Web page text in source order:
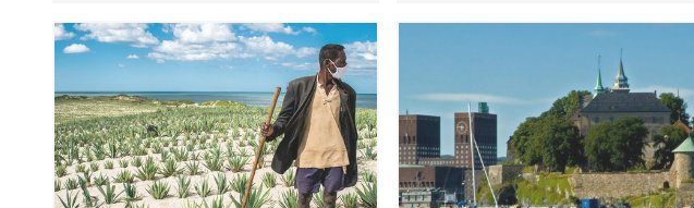
nærområder og ta vare på naturen.
Aksjonen bidrar til å fjerne store mengder
søppel før det havner i havet.